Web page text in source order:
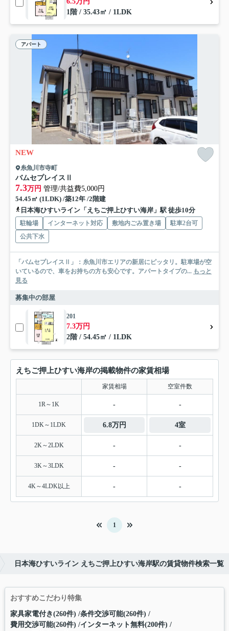
1階 / 35.43㎡ / 1LDK
アパート
NEW
糸魚川市寺町
バムセプレイスⅡ
7.3万円 管理/共益費5,000円
54.45㎡ (1LDK) /築12年 /2階建
日本海ひすいライン「えちご押上ひすい海岸」駅 徒歩10分
駐輪場 インターネット対応 敷地内ごみ置き場
駐車2台可
公共下水
「バムセプレイスⅡ」：糸魚川市エリアの新居にピッタリ。駐車場が空
いているので、車をお持ちの方も安心です。アパートタイプの... もっと
見る
募集中の部屋
201
7.3万円
2階 / 54.45㎡ / 1LDK
えちご押上ひすい海岸の掲載物件の家賃相場
家賃相場 空室件数
1R～1K - -
1DK～1LDK 6.8万円 4室
2K～2LDK - -
3K～3LDK - -
4K～4LDK以上 - -
1
日本海ひすいライン えちご押上ひすい海岸駅の賃貸物件検索一覧
おすすめこだわり特集
家具家電付き(260件) 条件交渉可能(260件)
費用交渉可能(260件) インターネット無料(200件)